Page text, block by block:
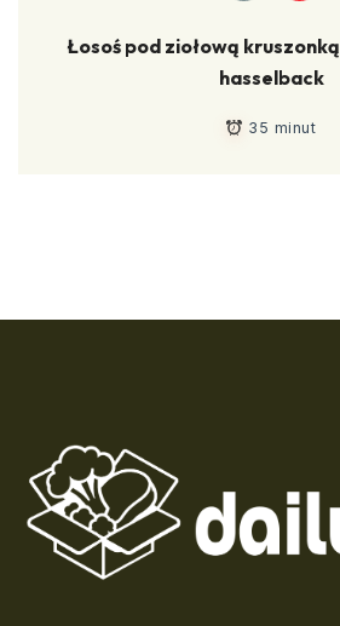
Łosoś pod ziołową
hasselback
35 minut